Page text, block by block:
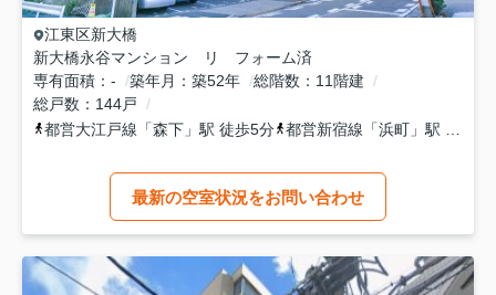
江東区新大橋
新大橋永谷マンション リ フォーム済
専有面積
- 築年月 築52年 総階数
11階建
総戸数
144戸
都営大江戸線 「森下 」駅 徒歩5分 都営新宿線 「浜町 」駅 徒歩9分
最新の空室状況をお問い合わせ